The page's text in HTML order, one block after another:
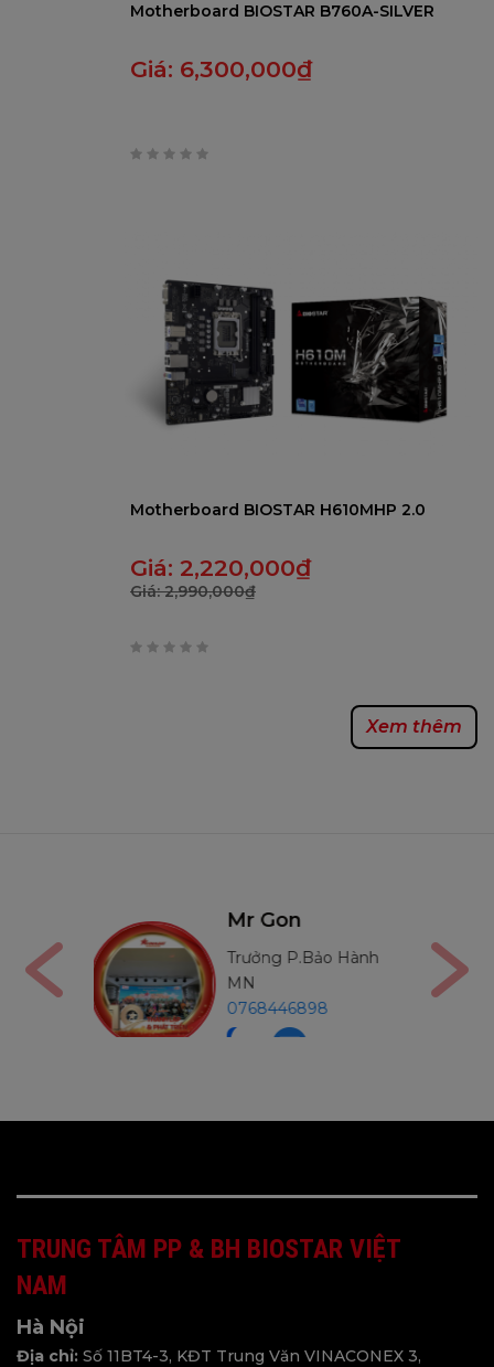
Motherboard BIOSTAR B760A-SILVER
Giá: 6,300,000₫
Motherboard BIOSTAR H610MHP 2.0
Giá: 2,220,000₫
Giá:2,990,000₫
Xem thêm
Hành
Mr Thường
Trưởng P.Bảo Hành
MB
0971234540
TRUNG TÂM PP & BH BIOSTAR VIỆT
NAM
Hà Nội
Địa chỉ: Số 11BT4-3, KĐT Trung Văn VINACONEX 3,